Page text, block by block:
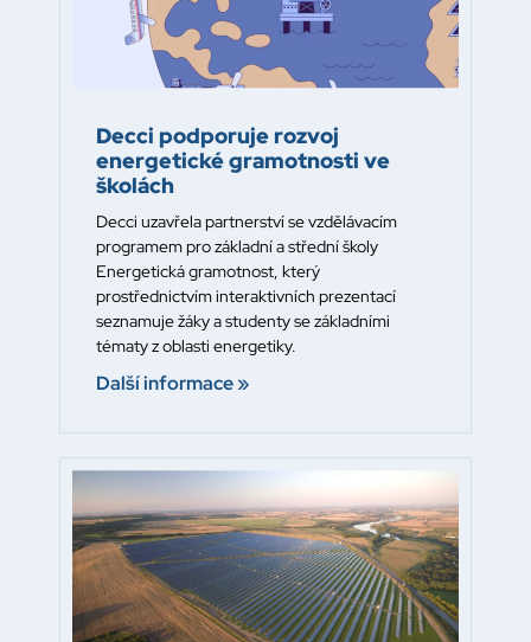
Decci podporuje rozvoj
energetické gramotnosti ve
školách
Decci uzavřela partnerství se vzdělávacím
programem pro základní a střední školy
Energetická gramotnost, který
prostřednictvím interaktivních prezentací
seznamuje žáky a studenty se základními
tématy z oblasti energetiky.
Další informace »